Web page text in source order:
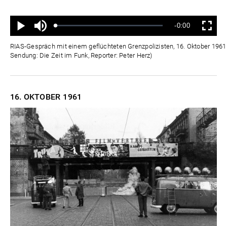
Wiedergabe
Ton
aus
Geladen:
Status:
Verbleibende
Zeit
-0:00 Vollbild
RIAS-Gespräch mit einem geflüchteten Grenzpolizisten, 16. Oktober
Sendung: Die Zeit im Funk, Reporter: Peter Herz)
16. OKTOBER 1961